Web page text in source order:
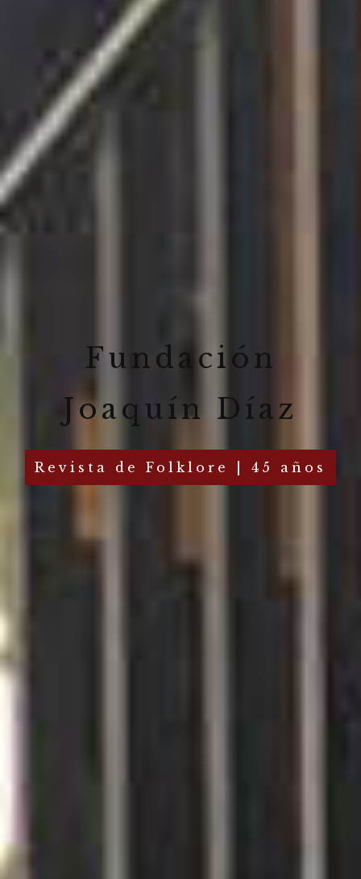
Fundación
Joaquín Díaz
Revista de Folklore | 45 años